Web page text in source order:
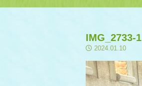
IMG_2733-1
2024.01.10